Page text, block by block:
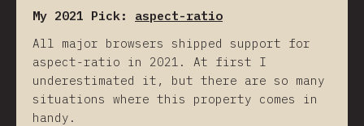
My 2021 Pick: aspect-ratio
All major browsers shipped support for
aspect-ratio in 2021. At first I
underestimated it, but there are so many
situations where this property comes in
handy.